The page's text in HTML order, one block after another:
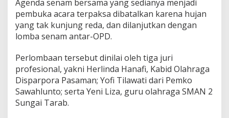
H
a
r
u
o
m
p
a
Agenda senam bersama yang sedianya menjadi
pembuka acara terpaksa dibatalkan karena hujan
yang tak kunjung reda, dan dilanjutkan dengan
lomba senam antar-OPD.
Perlombaan tersebut dinilai oleh tiga juri
profesional, yakni Herlinda Hanafi, Kabid Olahraga
Disparpora Pasaman; Yofi Tilawati dari Pemko
Sawahlunto; serta Yeni Liza, guru olahraga SMAN 2
Sungai Tarab.